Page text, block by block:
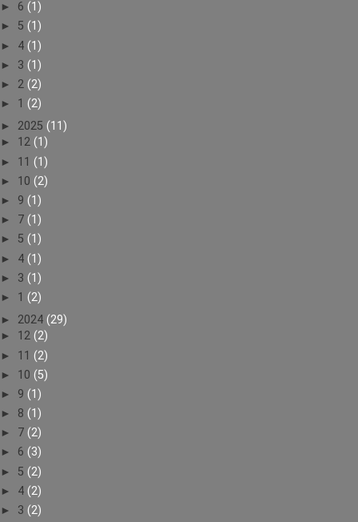
► 6 (1)
► 5 (1)
► 4 (1)
► 3 (1)
► 2 (2)
► 1 (2)
► 2025 (11)
► 12 (1)
► 11 (1)
► 10 (2)
► 9 (1)
► 7 (1)
► 5 (1)
► 4 (1)
► 3 (1)
► 1 (2)
► 2024 (29)
► 12 (2)
► 11 (2)
► 10 (5)
► 9 (1)
► 8 (1)
► 7 (2)
► 6 (3)
► 5 (2)
► 4 (2)
► 3 (2)